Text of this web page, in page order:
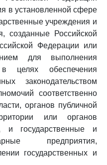
в установленной сфере
учреждения и
созданные Российской
Федерации или
для выполнения
целях обеспечения
законодательством
соответственно
органов публичной
или органов
и государственные и
предприятия,
государственных и